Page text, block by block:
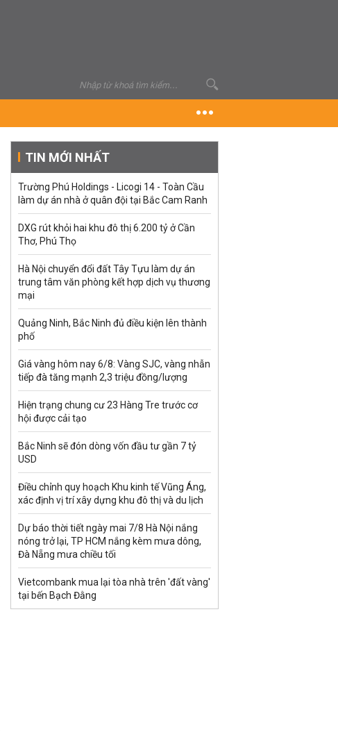
TIN MỚI NHẤT
Trường Phú Holdings - Licogi 14 - Toàn Cầu
làm dự án nhà ở quân đội tại Bắc Cam Ranh
DXG rút khỏi hai khu đô thị 6.200 tỷ ở Cần
Thơ, Phú Thọ
Hà Nội chuyển đổi đất Tây Tựu làm dự án
trung tâm văn phòng kết hợp dịch vụ thương
mại
Quảng Ninh, Bắc Ninh đủ điều kiện lên thành
phố
Giá vàng hôm nay 6/8: Vàng SJC, vàng nhẫn
tiếp đà tăng mạnh 2,3 triệu đồng/lượng
Hiện trạng chung cư 23 Hàng Tre trước cơ
hội được cải tạo
Bắc Ninh sẽ đón dòng vốn đầu tư gần 7 tỷ
USD
Điều chỉnh quy hoạch Khu kinh tế Vũng Áng,
xác định vị trí xây dựng khu đô thị và du lịch
Dự báo thời tiết ngày mai 7/8 Hà Nội nắng
nóng trở lại, TP HCM nắng kèm mưa dông,
Đà Nẵng mưa chiều tối
Vietcombank mua lại tòa nhà trên 'đất vàng'
tại bến Bạch Đằng